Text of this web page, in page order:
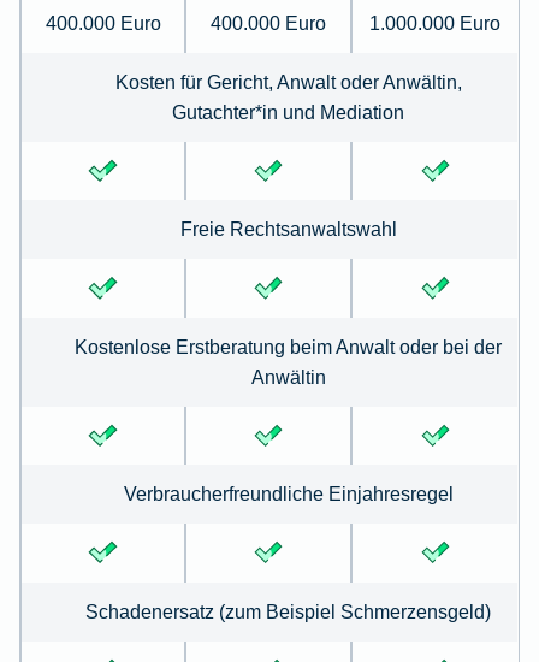
400.000 Euro 400.000 Euro 1.000.000 Euro
Kosten für Gericht, Anwalt oder Anwältin,
Gutachter*in und Mediation
Freie Rechtsanwaltswahl
Kostenlose Erstberatung beim Anwalt oder bei der
Anwältin
Verbraucherfreundliche Einjahresregel
Schadenersatz (zum Beispiel Schmerzensgeld)